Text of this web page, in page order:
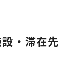
・滞在先